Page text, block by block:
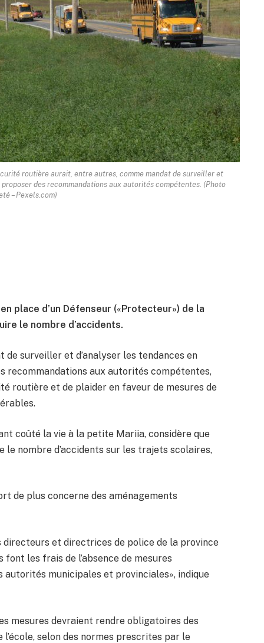
routière aurait, entre autres, comme mandat de surveiller et
des recommandations aux autorités compétentes. (Photo
– Pexels.com)
place d’un Défenseur («Protecteur») de la
le nombre d’accidents.
surveiller et d’analyser les tendances en
recommandations aux autorités compétentes,
routière et de plaider en faveur de mesures de
coûté la vie à la petite Mariia, considère que
nombre d’accidents sur les trajets scolaires,
de plus concerne des aménagements
directeurs et directrices de police de la province
les frais de l’absence de mesures
municipales et provinciales», indique
mesures devraient rendre obligatoires des
selon des normes prescrites par le